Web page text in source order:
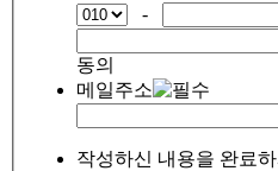
-
동의
메일주소
작성하신 내용을 완료